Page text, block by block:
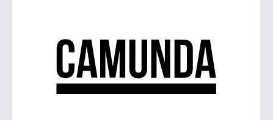
Prozesse auf ganz neue Weise zu
automatisieren.